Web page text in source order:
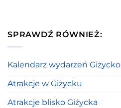
SPRAWDŹ RÓWNIEŻ:
Kalendarz wydarzeń Giżycko
Atrakcje w Giżycku
Atrakcje blisko Giżycka